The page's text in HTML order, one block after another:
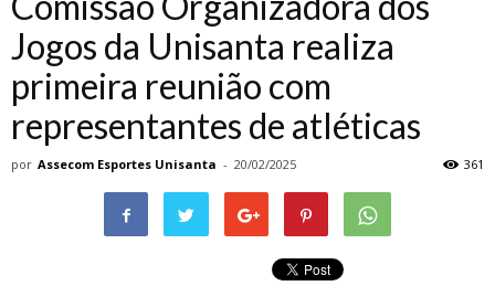
Jogos da Unisanta realiza
primeira reunião com
representantes de atléticas
por Assecom Esportes Unisanta - 20/02/2025 361